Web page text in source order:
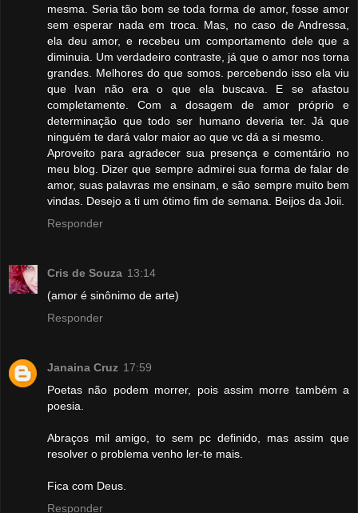
mesma. Seria tão bom se toda forma de amor, fosse amor
sem esperar nada em troca. Mas, no caso de Andressa,
ela deu amor, e recebeu um comportamento dele que a
diminuia. Um verdadeiro contraste, já que o amor nos torna
grandes. Melhores do que somos. percebendo isso ela viu
que Ivan não era o que ela buscava. E se afastou
completamente. Com a dosagem de amor próprio e
determinação que todo ser humano deveria ter. Já que
ninguém te dará valor maior ao que vc dá a si mesmo.
Aproveito para agradecer sua presença e comentário no
meu blog. Dizer que sempre admirei sua forma de falar de
amor, suas palavras me ensinam, e são sempre muito bem
vindas. Desejo a ti um ótimo fim de semana. Beijos da Joii.
Responder
Cris de Souza 13:14
(amor é sinônimo de arte)
Responder
Janaina Cruz 17:59
Poetas não podem morrer, pois assim morre também a
poesia.
Abraços mil amigo, to sem pc definido, mas assim que
resolver o problema venho ler-te mais.
Fica com Deus.
Responder